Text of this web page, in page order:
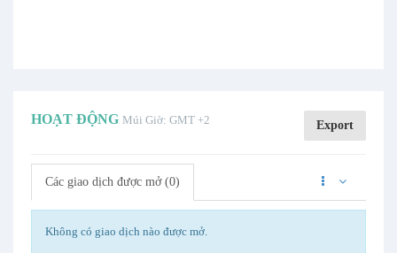
HOẠT ĐỘNG Múi Giờ: GMT +2 Export
Các giao dịch được mở (0)
Không có giao dịch nào được mở.